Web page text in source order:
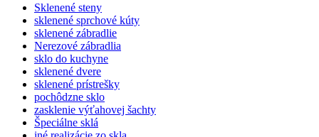
Sklenené steny
sklenené sprchové kúty
sklenené zábradlie
Nerezové zábradlia
sklo do kuchyne
sklenené dvere
sklenené prístrešky
pochôdzne sklo
zasklenie výťahovej šachty
Špeciálne sklá